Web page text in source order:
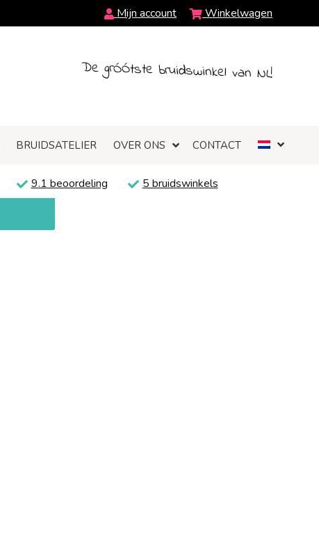
Mijn account Winkelwagen
De grÓÓtste bruidswinkel van NL!
BRUIDSATELIER OVER ONS CONTACT
9.1 beoordeling 5 bruidswinkels